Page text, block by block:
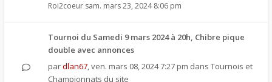
Roi2coeur sam. mars 23, 2024 8:06 pm
Tournoi du Samedi 9 mars 2024 à 20h, Chibre pique
double avec annonces
pardlan67,ven. mars 08, 2024 7:27 pm dans Tournois et
Championnats du site